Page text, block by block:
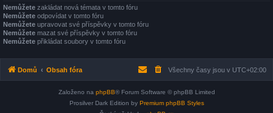
Nemůžete zakládat nová témata v tomto fóru
Nemůžete odpovídat v tomto fóru
Nemůžete upravovat své příspěvky v tomto fóru
Nemůžete mazat své příspěvky v tomto fóru
Nemůžete přikládat soubory v tomto fóru
Domů Obsah fóra Všechny časy jsou v UTC+02:00
Založeno na phpBB® Forum Software © phpBB Limited
Prosilver Dark Edition by Premium phpBB Styles